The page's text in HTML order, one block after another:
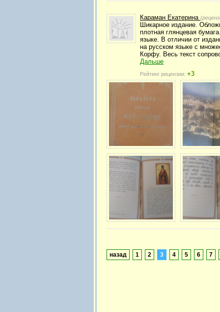
Караман Екатерина
Шикарное издание.
плотная глянцевая
языке. В отличии от
на русском языке с
Корфу. Весь текст
Дальше
Рейтинг рецензии: +3
назад 1 2 3 4 5 6 7